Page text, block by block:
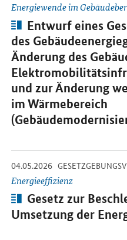
Energiewende im
Artikel:
Entwurf eines
des
Änderung des
und zur Änderung
im Wärmebereich
04.05.2026 -
Energieeffizienz
Artikel:
Gesetz zur
Umsetzung der
Öffnet Einzelsicht